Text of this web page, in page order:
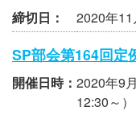
締切日：
2020年11
SP部会第164回定
開催日時： 2020年9
12:30～）